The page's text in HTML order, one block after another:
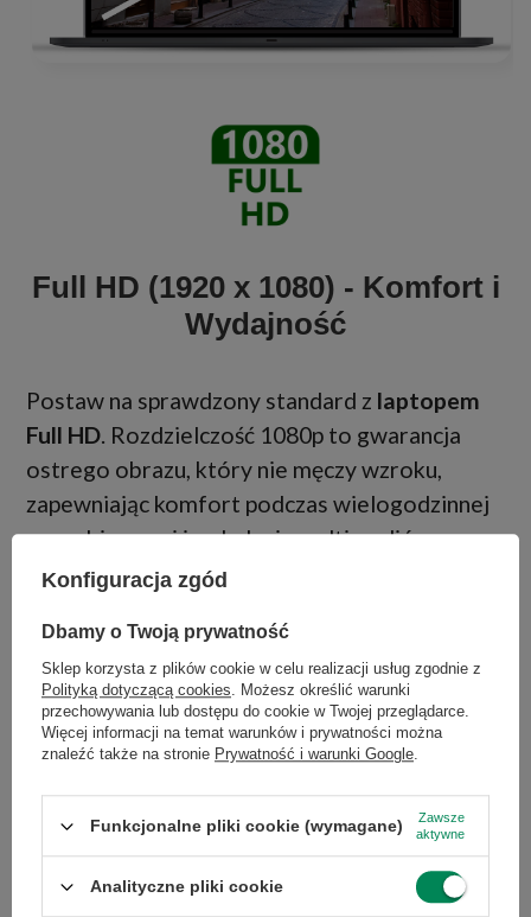
Full HD (1920 x 1080) - Komfort i
Wydajność
Postaw na sprawdzony standard z laptopem
Full HD . Rozdzielczość 1080p to gwarancja
ostrego obrazu, który nie męczy wzroku,
zapewniając komfort podczas wielogodzinnej
pracy biurowej i oglądania multimediów.
Wybierz rozwiązanie łączące
balans ceny i jakości dla domu oraz biznesu.
Dołącz do newslettera Green
Computers
Zgarnij jako pierwszy informacje o zniżkach i
rabatach w naszym sklepie!
...lub zadzwoń od razu, aby odebrać
przy zamówieniu telefonicznym
50 zł rabatu!
Rabat 50 zł przy zamówieniach powyżej 300 zł. Oferta
Konfiguracja zgód
Dbamy o Twoją prywatność
Sklep korzysta z plików cookie w celu realizacji usług zgodnie z
Polityką dotyczącą cookies. Możesz określić warunki
przechowywania lub dostępu do cookie w Twojej przeglądarce.
Więcej informacji na temat warunków i prywatności można
znaleźć także na stronie Prywatność i warunki Google.
Funkcjonalne pliki cookie (wymagane)
Zawsze
aktywne
Analityczne pliki cookie